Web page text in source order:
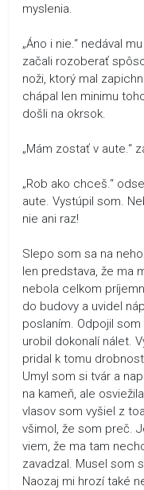
myslenia.
„Áno i nie.“ nedával
začali rozoberať
noži, ktorý mal
chápal len minimu
došli na okrsok.
„Mám zostať v aute.“
„Rob ako chceš.“
aute. Vystúpil som.
nie ani raz!
Slepo som sa na
len predstava, že ma
nebola celkom
do budovy a uvidel
poslaním. Odpojil
urobil dokonalí nálet.
pridal k tomu
Umyl som si tvár a
na kameň, ale
vlasov som vyšiel z
všimol, že som preč.
viem, že ma tam
zavadzal. Musel som
Naozaj mi hrozí také